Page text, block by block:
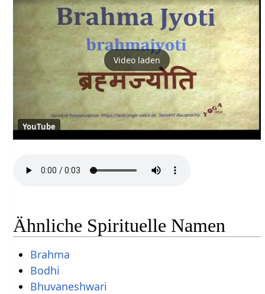
Video laden
YouTube
Ähnliche Spirituelle Namen
Brahma
Bodhi
Bhuvaneshwari